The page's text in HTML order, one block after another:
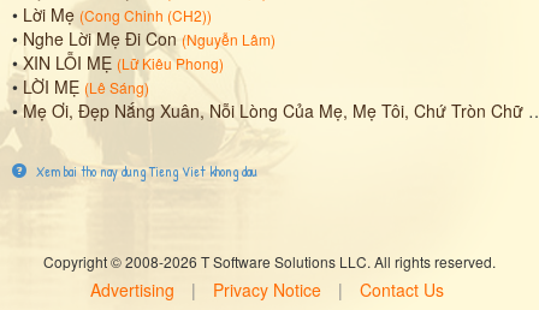
• Lời Mẹ (Cong Chinh (CH2))
• Nghe Lời Mẹ Đi Con (Nguyễn Lâm)
•XIN LỖI MẸ (Lữ Kiêu Phong)
• LỜI MẸ (Lê Sáng)
•Mẹ Ơi, Đẹp Nắng Xuân, Nỗi Lòng Của Mẹ, Mẹ Tôi, Chứ Tròn Chữ Hiếu, Tạ Lỗi Mẹ Yêu
Xem bai tho nay dung Tieng Viet khong dau
Copyright © 2008-2026 T Software Solutions LLC. All rights reserved.
Advertising | Privacy Notice | Contact Us